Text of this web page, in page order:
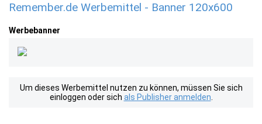
Remember.de Werbemittel - Banner 120x600
Werbebanner
Um dieses Werbemittel nutzen zu können, müssen Sie sich
einloggen oder sich als Publisher anmelden